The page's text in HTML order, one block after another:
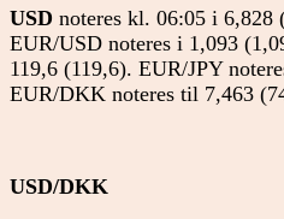
USD noteres kl. 06:05 i 6,828
EUR/USD noteres i 1,093
119,6 (119,6). EUR/JPY
EUR/DKK noteres til 7,463
USD/DKK